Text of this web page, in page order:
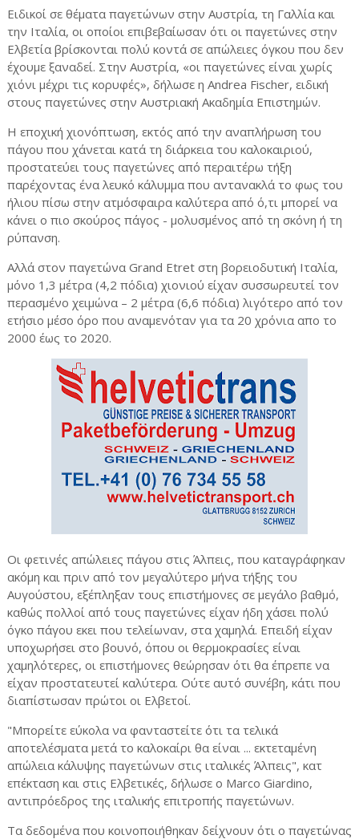
Ειδικοί σε θέματα παγετώνων στην Αυστρία, τη Γαλλία και
την Ιταλία, οι οποίοι επιβεβαίωσαν ότι οι παγετώνες στην
Ελβετία βρίσκονται πολύ κοντά σε απώλειες όγκου που δεν
έχουμε ξαναδεί. Στην Αυστρία, «οι παγετώνες είναι χωρίς
χιόνι μέχρι τις κορυφές», δήλωσε η Andrea Fischer, ειδική
στους παγετώνες στην Αυστριακή Ακαδημία Επιστημών.
Η εποχική χιονόπτωση, εκτός από την αναπλήρωση του
πάγου που χάνεται κατά τη διάρκεια του καλοκαιριού,
προστατεύει τους παγετώνες από περαιτέρω τήξη
παρέχοντας ένα λευκό κάλυμμα που αντανακλά το φως του
ήλιου πίσω στην ατμόσφαιρα καλύτερα από ό,τι μπορεί να
κάνει ο πιο σκούρος πάγος - μολυσμένος από τη σκόνη ή τη
ρύπανση.
Αλλά στον παγετώνα Grand Etret στη βορειοδυτική Ιταλία,
μόνο 1,3 μέτρα (4,2 πόδια) χιονιού είχαν συσσωρευτεί τον
περασμένο χειμώνα – 2 μέτρα (6,6 πόδια) λιγότερο από τον
ετήσιο μέσο όρο που αναμενόταν για τα 20 χρόνια απο το
2000 έως το 2020.
Οι φετινές απώλειες πάγου στις Άλπεις, που καταγράφηκαν
ακόμη και πριν από τον μεγαλύτερο μήνα τήξης του
Αυγούστου, εξέπληξαν τους επιστήμονες σε μεγάλο βαθμό,
καθώς πολλοί από τους παγετώνες είχαν ήδη χάσει πολύ
όγκο πάγου εκει που τελείωναν, στα χαμηλά. Επειδή είχαν
υποχωρήσει στο βουνό, όπου οι θερμοκρασίες είναι
χαμηλότερες, οι επιστήμονες θεώρησαν ότι θα έπρεπε να
είχαν προστατευτεί καλύτερα. Ούτε αυτό συνέβη, κάτι που
διαπίστωσαν πρώτοι οι Ελβετοί.
"Μπορείτε εύκολα να φανταστείτε ότι τα τελικά
αποτελέσματα μετά το καλοκαίρι θα είναι ... εκτεταμένη
απώλεια κάλυψης παγετώνων στις ιταλικές Άλπεις", κατ
επέκταση και στις Ελβετικές, δήλωσε ο Marco Giardino,
αντιπρόεδρος της ιταλικής επιτροπής παγετώνων.
Τα δεδομένα που κοινοποιήθηκαν δείχνουν ότι ο παγετώνας